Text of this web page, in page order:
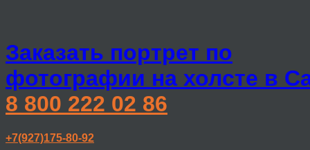
Заказать портрет по
фотографии на холсте в
8 800 222 02 86
+7(927)175-80-92